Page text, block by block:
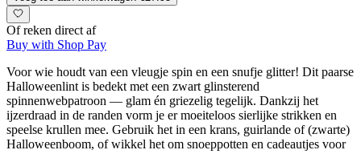
Of reken direct af
Buy with Shop Pay
Voor wie houdt van een vleugje spin en een snufje glitter! Dit paarse
Halloweenlint is bedekt met een zwart glinsterend
spinnenwebpatroon — glam én griezelig tegelijk. Dankzij het
ijzerdraad in de randen vorm je er moeiteloos sierlijke strikken en
speelse krullen mee. Gebruik het in een krans, guirlande of (zwarte)
Halloweenboom, of wikkel het om snoeppotten en cadeautjes voor